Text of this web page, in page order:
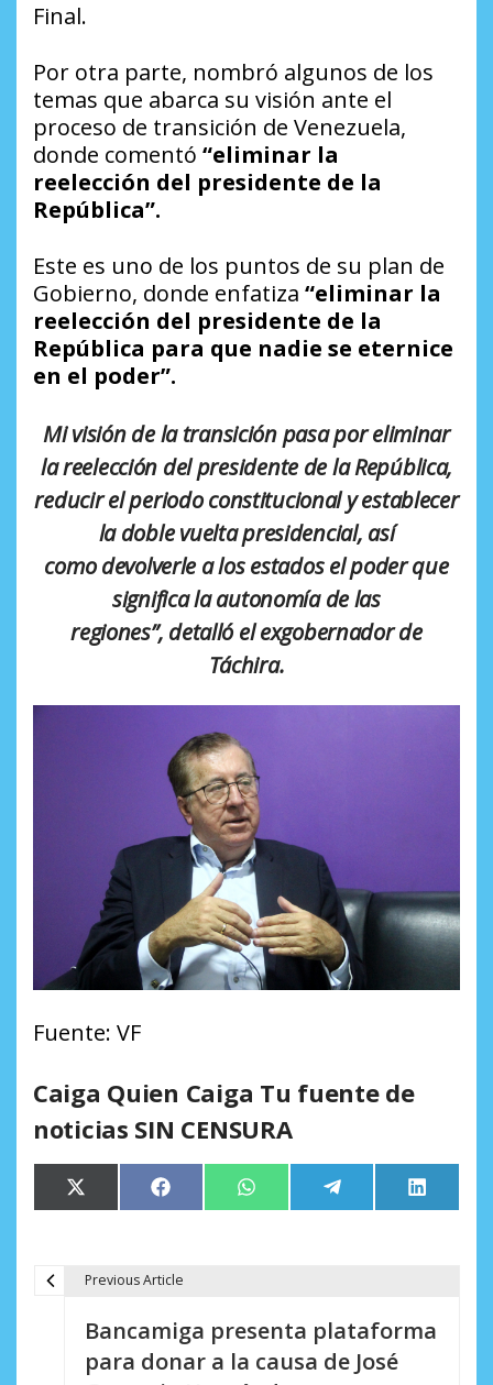
Final.
Por otra parte, nombró algunos de los
temas que abarca su visión ante el
proceso de transición de Venezuela,
donde comentó “eliminar la
reelección del presidente de la
República”.
Este es uno de los puntos de su plan de
Gobierno, donde enfatiza “eliminar la
reelección del presidente de la
República para que nadie se eternice
en el poder”.
Mi visión de la transición pasa por eliminar
la reelección del presidente de la República,
reducir el periodo constitucional y establecer
la doble vuelta presidencial, así
comodevolverle a los estados el poder que
significa la autonomía de las
regiones”, detalló el exgobernador de
Táchira.
Fuente: VF
Caiga Quien Caiga Tu fuente de
noticias SIN CENSURA
Compartir
en
X
(Twitter)
Compartir
en
Facebook Compartir
en
WhatsApp Compartir
en
Telegram
en
LinkedIn
Previous Article
Bancamiga presenta plataforma
para donar a la causa de José